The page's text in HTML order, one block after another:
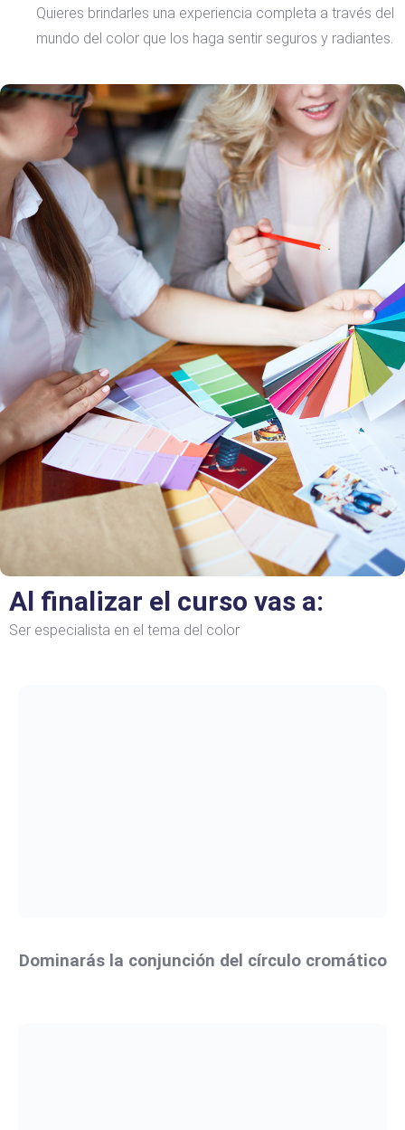
Quieres brindarles una experiencia completa a través del
mundo del color que los haga sentir seguros y radiantes.
Al finalizar el curso vas a:
Ser especialista en el tema del color
Dominarás la conjunción del círculo cromático